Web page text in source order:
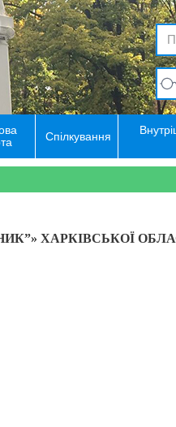
Спілкування
ХАРКІВСЬКОЇ